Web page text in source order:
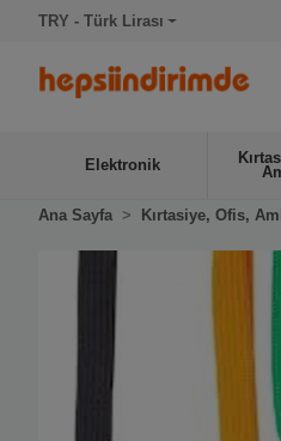
TRY - Türk Lirası
Elektronik
Ana Sayfa Kırtasiye, Ofis,